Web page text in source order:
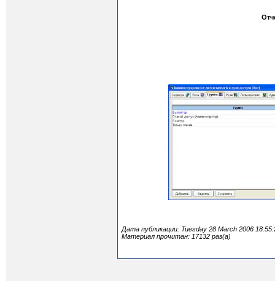
Дата публикации: Tuesday 28 March 2006
Материал прочитан: 17132 раз(а)